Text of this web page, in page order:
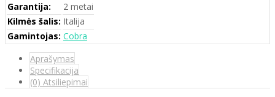
Garantija:
2 metai
Kilmės šalis: Italija
Gamintojas: Cobra
Aprašymas
Specifikacija
(0) Atsiliepimai